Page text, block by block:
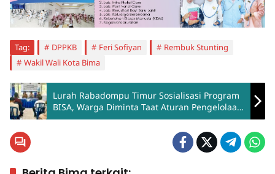
Tag: DPPKB Feri Sofiyan
Rembuk Stunting
Wakil Wali Kota Bima
Lurah Rabadompu Timur Sosialisasi Program
BISA, Warga Diminta Taat Aturan Pengelolaan
Sampah